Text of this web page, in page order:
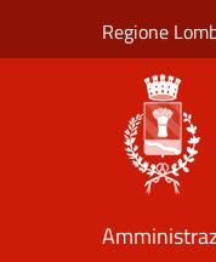
Regione